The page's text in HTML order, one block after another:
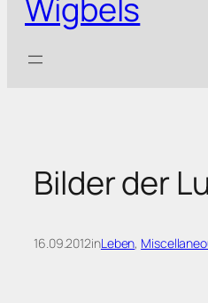
Wigbels
Bilder der
16.09.2012inLeben,